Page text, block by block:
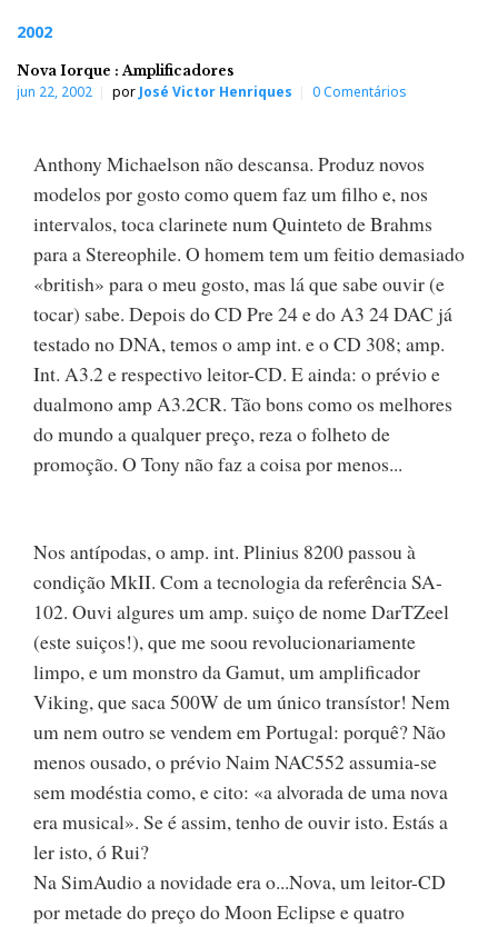
2002
Nova Iorque : Amplificadores
jun 22, 2002 por José Victor Henriques 0 Comentários
Anthony Michaelson não descansa. Produz novos
modelos por gosto como quem faz um filho e, nos
intervalos, toca clarinete num Quinteto de Brahms
para a Stereophile. O homem tem um feitio demasiado
«british» para o meu gosto, mas lá que sabe ouvir (e
tocar) sabe. Depois do CD Pre 24 e do A3 24 DAC já
testado no DNA, temos o amp int. e o CD 308; amp.
Int. A3.2 e respectivo leitor-CD. E ainda: o prévio e
dualmono amp A3.2CR. Tão bons como os melhores
do mundo a qualquer preço, reza o folheto de
promoção. O Tony não faz a coisa por menos...
Nos antípodas, o amp. int. Plinius 8200 passou à
condição MkII. Com a tecnologia da referência SA-
102. Ouvi algures um amp. suiço de nome DarTZeel
(este suiços!), que me soou revolucionariamente
limpo, e um monstro da Gamut, um amplificador
Viking, que saca 500W de um único transístor! Nem
um nem outro se vendem em Portugal: porquê? Não
menos ousado, o prévio Naim NAC552 assumia-se
sem modéstia como, e cito: «a alvorada de uma nova
era musical». Se é assim, tenho de ouvir isto. Estás a
ler isto, ó Rui?
Na SimAudio a novidade era o...Nova, um leitor-CD
por metade do preço do Moon Eclipse e quatro